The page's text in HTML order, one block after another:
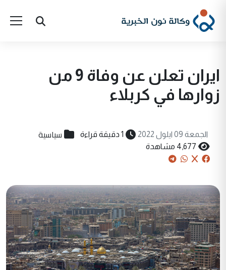
ايران تعلن عن وفاة 9 من
زوارها في كربلاء
الجمعة 09 ايلول 2022 1 دقيقة قراءة سياسية
4,677 مشاهدة